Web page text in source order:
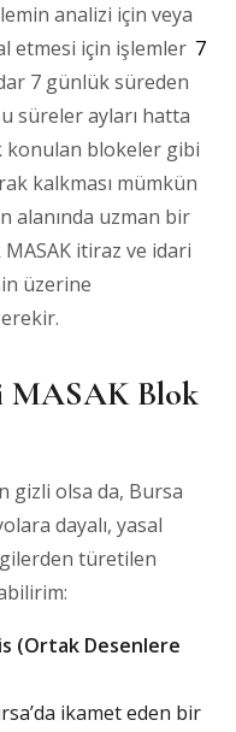
analizi için veya
etmesi için işlemler 7
7 günlük süreden
süreler ayları hatta
konulan blokeler gibi
kalkması mümkün
alanında uzman bir
itiraz ve idari
üzerine
MASAK Blok
gizli olsa da, Bursa
dayalı, yasal
türetilen
(Ortak Desenlere
ikamet eden bir